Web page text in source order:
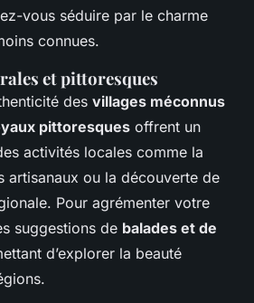
vous séduire par le charme
connues.
et pittoresques
des villages méconnus
pittoresques offrent un
activités locales comme la
artisanaux ou la découverte de
Pour agrémenter votre
suggestions de balades et de
d’explorer la beauté